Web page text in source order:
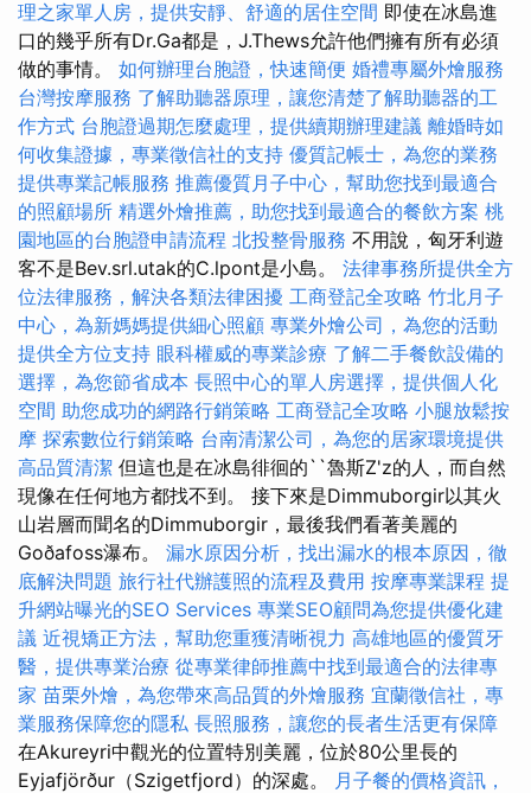
理之家單人房，提供安靜、舒適的居住空間 即使在冰島進
口的幾乎所有Dr.Ga都是，J.Thews允許他們擁有所有必須
做的事情。 如何辦理台胞證，快速簡便 婚禮專屬外燴服務
台灣按摩服務 了解助聽器原理，讓您清楚了解助聽器的工
作方式 台胞證過期怎麼處理，提供續期辦理建議 離婚時如
何收集證據，專業徵信社的支持 優質記帳士，為您的業務
提供專業記帳服務 推薦優質月子中心，幫助您找到最適合
的照顧場所 精選外燴推薦，助您找到最適合的餐飲方案 桃
園地區的台胞證申請流程 北投整骨服務 不用說，匈牙利遊
客不是Bev.srl.utak的C.lpont是小島。 法律事務所提供全方
位法律服務，解決各類法律困擾 工商登記全攻略 竹北月子
中心，為新媽媽提供細心照顧 專業外燴公司，為您的活動
提供全方位支持 眼科權威的專業診療 了解二手餐飲設備的
選擇，為您節省成本 長照中心的單人房選擇，提供個人化
空間 助您成功的網路行銷策略 工商登記全攻略 小腿放鬆按
摩 探索數位行銷策略 台南清潔公司，為您的居家環境提供
高品質清潔 但這也是在冰島徘徊的``魯斯Z'z的人，而自然
現像在任何地方都找不到。 接下來是Dimmuborgir以其火
山岩層而聞名的Dimmuborgir，最後我們看著美麗的
Goðafoss瀑布。 漏水原因分析，找出漏水的根本原因，徹
底解決問題 旅行社代辦護照的流程及費用 按摩專業課程 提
升網站曝光的SEO Services 專業SEO顧問為您提供優化建
議 近視矯正方法，幫助您重獲清晰視力 高雄地區的優質牙
醫，提供專業治療 從專業律師推薦中找到最適合的法律專
家 苗栗外燴，為您帶來高品質的外燴服務 宜蘭徵信社，專
業服務保障您的隱私 長照服務，讓您的長者生活更有保障
在Akureyri中觀光的位置特別美麗，位於80公里長的
Eyjafjörður（Szigetfjord）的深處。 月子餐的價格資訊，